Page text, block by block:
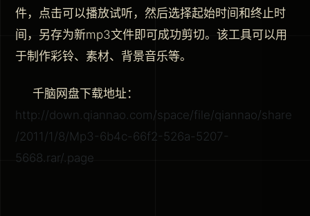
件，点击可以播放试听，然后选择起始时间和终止时
间，另存为新mp3文件即可成功剪切。该工具可以用
于制作彩铃、素材、背景音乐等。
千脑网盘下载地址：
http://down.qiannao.com/space/file/qiannao/share
/2011/1/8/Mp3-6b4c-66f2-526a-5207-
5668.rar/.page